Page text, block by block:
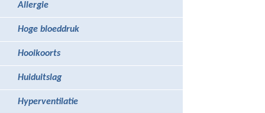
Allergie
Hoge bloeddruk
Hooikoorts
Huiduitslag
Hyperventilatie